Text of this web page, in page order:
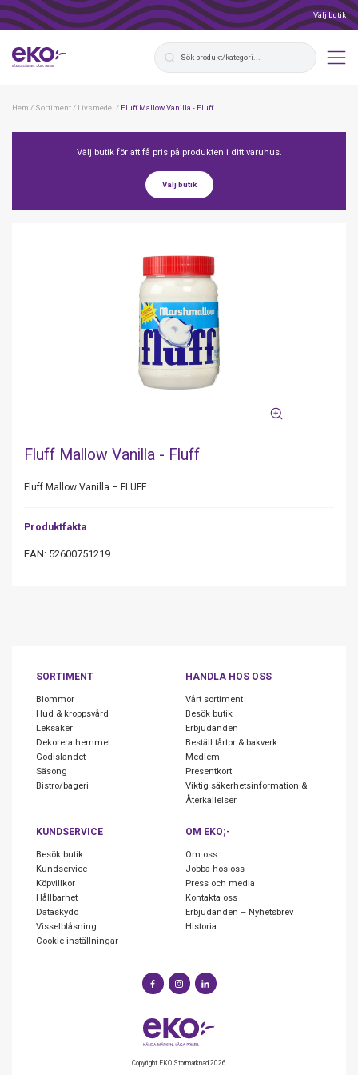
Välj butik
Hem / Sortiment/ Livsmedel / Fluff Mallow Vanilla - Fluff
Välj butik för att få pris på produkten i ditt varuhus.
Välj butik
Fluff Mallow Vanilla - Fluff
Fluff Mallow Vanilla – FLUFF
Produktfakta
EAN: 52600751219
SORTIMENT
Blommor
Hud & kroppsvård
Leksaker
Dekorera hemmet
Godislandet
Säsong
Bistro/bageri
HANDLA HOS OSS
Vårt sortiment
Besök butik
Erbjudanden
Beställ tårtor & bakverk
Medlem
Presentkort
Viktig säkerhetsinformation &
Återkallelser
KUNDSERVICE
Besök butik
Kundservice
Köpvillkor
Hållbarhet
Dataskydd
Visselblåsning
Cookie-inställningar
OM EKO;-
Om oss
Jobba hos oss
Press och media
Kontakta oss
Erbjudanden – Nyhetsbrev
Historia
Copyright EKO Stormarknad 2026